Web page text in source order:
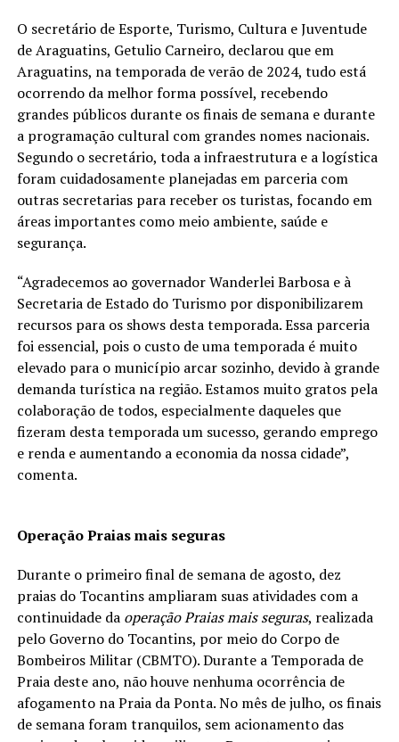
O secretário de Esporte, Turismo, Cultura e Juventude
de Araguatins, Getulio Carneiro, declarou que em
Araguatins, na temporada de verão de 2024, tudo está
ocorrendo da melhor forma possível, recebendo
grandes públicos durante os finais de semana e durante
a programação cultural com grandes nomes nacionais.
Segundo o secretário, toda a infraestrutura e a logística
foram cuidadosamente planejadas em parceria com
outras secretarias para receber os turistas, focando em
áreas importantes como meio ambiente, saúde e
segurança.
“Agradecemos ao governador Wanderlei Barbosa e à
Secretaria de Estado do Turismo por disponibilizarem
recursos para os shows desta temporada. Essa parceria
foi essencial, pois o custo de uma temporada é muito
elevado para o município arcar sozinho, devido à grande
demanda turística na região. Estamos muito gratos pela
colaboração de todos, especialmente daqueles que
fizeram desta temporada um sucesso, gerando emprego
e renda e aumentando a economia da nossa cidade”,
comenta.
Operação Praias mais seguras
Durante o primeiro final de semana de agosto, dez
praias do Tocantins ampliaram suas atividades com a
continuidade da operação Praias mais seguras, realizada
pelo Governo do Tocantins, por meio do Corpo de
Bombeiros Militar (CBMTO). Durante a Temporada de
Praia deste ano, não houve nenhuma ocorrência de
afogamento na Praia da Ponta. No mês de julho, os finais
de semana foram tranquilos, sem acionamento das